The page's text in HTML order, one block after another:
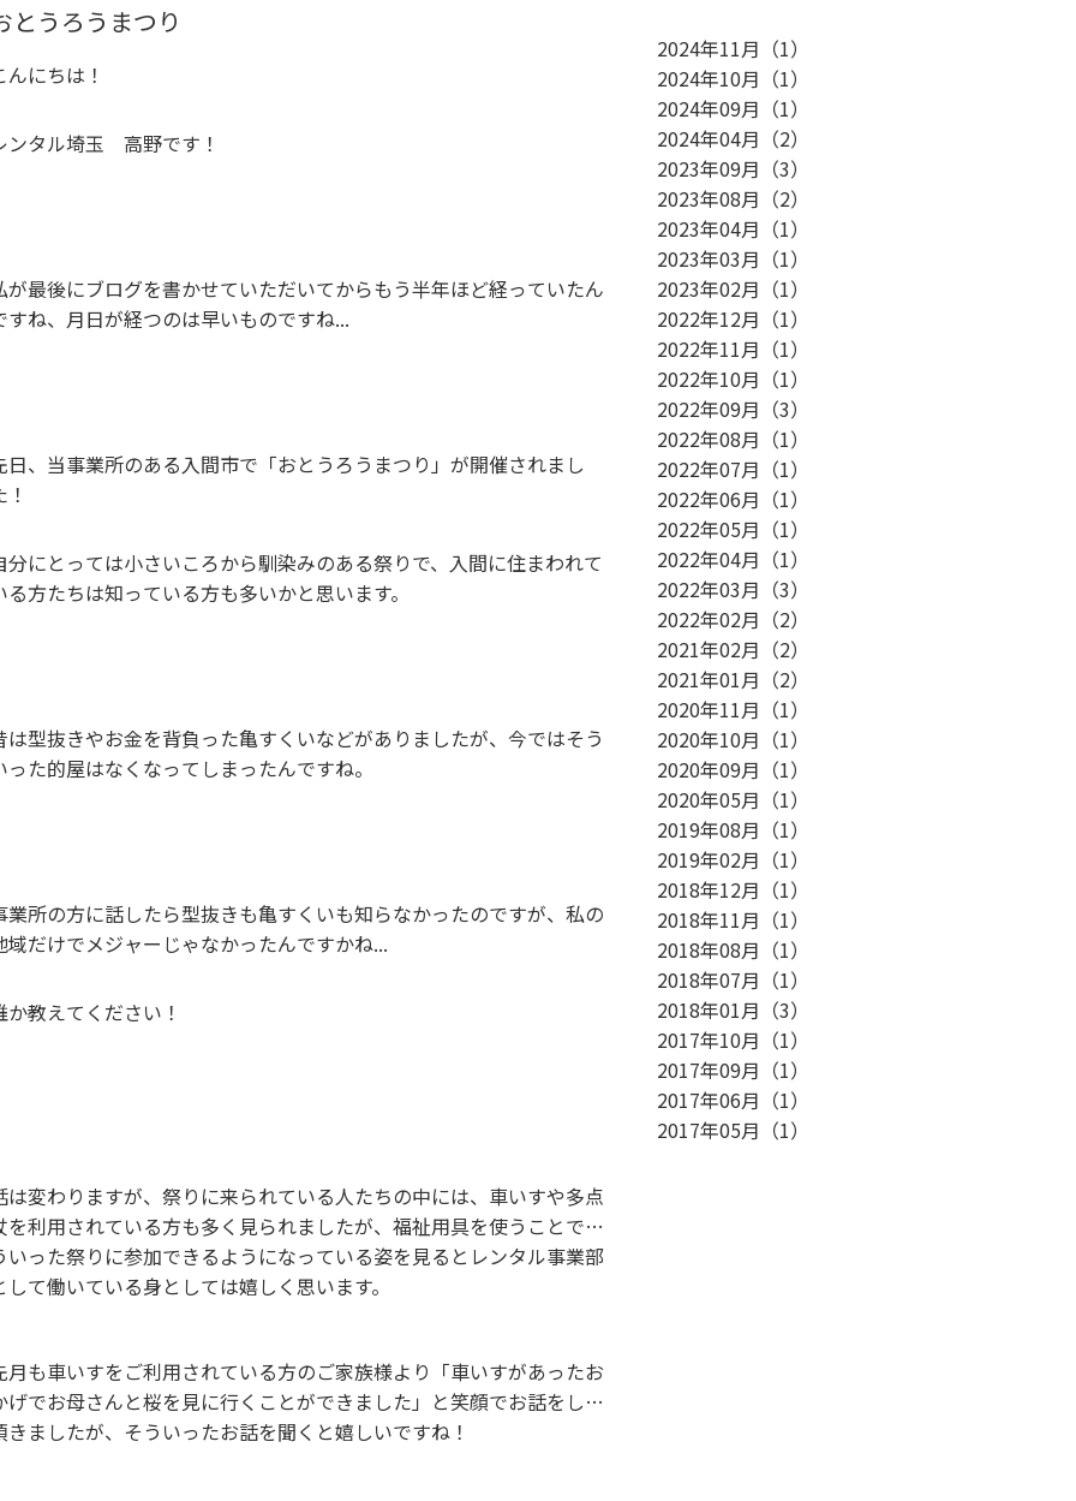
とうろうまつり
んにちは！
ンタル埼玉 高野です！
が最後にブログを書かせていただいてからもう半年ほど経っていたん
すね、月日が経つのは早いものですね...
日、当事業所のある入間市で「おとうろうまつり」が開催されまし
分にとっては小さいころから馴染みのある祭りで、入間に住まわれて
る方たちは知っている方も多いかと思います。
は型抜きやお金を背負った亀すくいなどがありましたが、今ではそう
った的屋はなくなってしまったんですね。
業所の方に話したら型抜きも亀すくいも知らなかったのですが、私の
域だけでメジャーじゃなかったんですかね...
か教えてください！
は変わりますが、祭りに来られている人たちの中には、車いすや多点
を利用されている方も多く見られましたが、福祉用具を使うことでこ
いった祭りに参加できるようになっている姿を見るとレンタル事業部
して働いている身としては嬉しく思います。
月も車いすをご利用されている方のご家族様より「車いすがあったお
げでお母さんと桜を見に行くことができました」と笑顔でお話をして
きましたが、そういったお話を聞くと嬉しいですね！
2024年11月 （1）
2024年10月 （1）
2024年09月 （1）
2024年04月 （2）
2023年09月 （3）
2023年08月 （2）
2023年04月 （1）
2023年03月 （1）
2023年02月 （1）
2022年12月 （1）
2022年11月 （1）
2022年10月 （1）
2022年09月 （3）
2022年08月 （1）
2022年07月 （1）
2022年06月 （1）
2022年05月 （1）
2022年04月 （1）
2022年03月 （3）
2022年02月 （2）
2021年02月 （2）
2021年01月 （2）
2020年11月 （1）
2020年10月 （1）
2020年09月 （1）
2020年05月 （1）
2019年08月 （1）
2019年02月 （1）
2018年12月 （1）
2018年11月 （1）
2018年08月 （1）
2018年07月 （1）
2018年01月 （3）
2017年10月 （1）
2017年09月 （1）
2017年06月 （1）
2017年05月 （1）